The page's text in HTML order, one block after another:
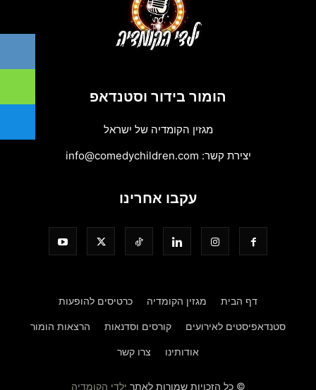
הומור בידור וסטנדאפ
מגזין הקומדיה של ישראל
יצירת קשר: info@comedychildren.com
עקבו אחרינו
דף הבית מגזין הקומדיה כרטיסים להופעות
סטנדאפיסטים לאירועים קורסים וסדנאות הרצאות הומור
אודותינו צרו קשר
© כל הזכויות שמורות לאתר ילדי הקומדיה